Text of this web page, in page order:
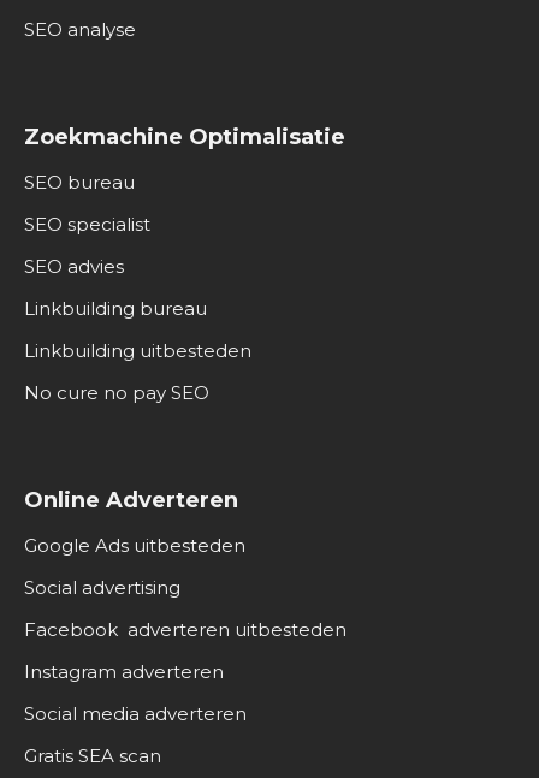
SEO analyse
Zoekmachine Optimalisatie
SEO bureau
SEO specialist
SEO advies
Linkbuilding bureau
Linkbuilding uitbesteden
No cure no pay SEO
Online Adverteren
Google Ads uitbesteden
Social advertising
Facebook adverteren uitbesteden
Instagram adverteren
Social media adverteren
Gratis SEA scan